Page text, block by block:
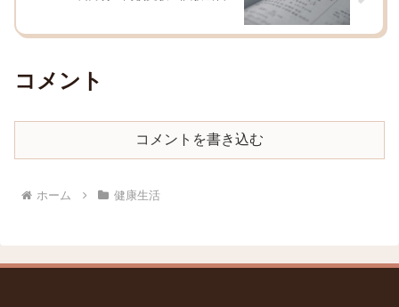
コメント
コメントを書き込む
ホーム 健康生活